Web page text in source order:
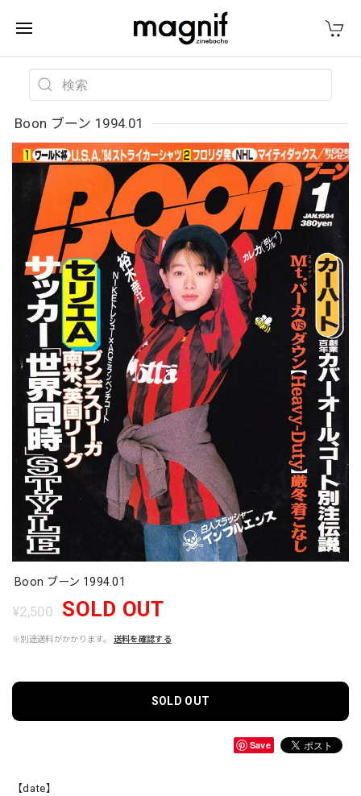
Boon ブーン 1994.01
Boon ブーン 1994.01
¥2,500 SOLD OUT
※別途送料がかかります。 送料を確認する
SOLD OUT
Save
【date】